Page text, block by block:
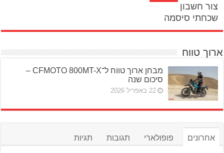
צור חשבון
שכחתי סיסמה
ארוך טווח
מבחן ארוך טווח ל־CFMOTO 800MT-X –
סיכום שנה
22 באפריל 2026
אחרונים פופולארי תגובות תגיות